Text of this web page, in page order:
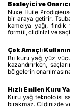
Besleyici ve
Nuxe Huile
bir araya getirir.
kamelya yağı,
formül, cildinizi ve
Çok Amaçlı
Bu kuru yağ, yüz,
kazandırırken,
bölgelerin
Hızlı Emilen Kuru
Kuru yağ teknolojisi
bırakmaz. Cildinizde